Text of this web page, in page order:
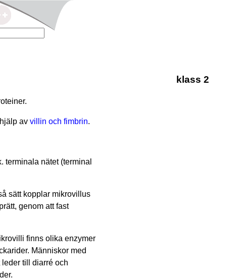
klass 2
av villin och fimbrin.
terminala nätet (terminal
sätt kopplar mikrovillus
genom att fast
finns olika enzymer
Människor med
till diarré och